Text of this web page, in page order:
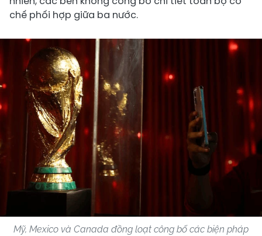
chế phối hợp giữa ba nước.
Mỹ, Mexico và Canada đồng loạt công bố các biện pháp